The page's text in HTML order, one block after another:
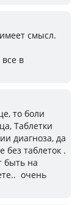
смысл.
в
то боли
Таблетки
диагноза, да
без таблеток .
быть на
очень